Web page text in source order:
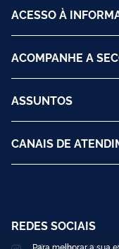
ACESSO À
ACOMPANHE A
ASSUNTOS
CANAIS DE
REDES SOCIAIS
Para melhorar a sua